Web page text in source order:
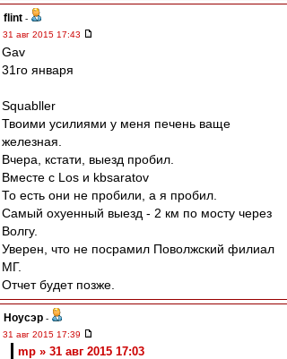
flint -
31 авг 2015 17:43
Gav
31го января
Squabller
Твоими усилиями у меня печень ваще
железная.
Вчера, кстати, выезд пробил.
Вместе с Los и kbsaratov
То есть они не пробили, а я пробил.
Самый охуенный выезд - 2 км по мосту через
Волгу.
Уверен, что не посрамил Поволжский филиал
МГ.
Отчет будет позже.
Ноусэр -
31 авг 2015 17:39
mp » 31 авг 2015 17:03